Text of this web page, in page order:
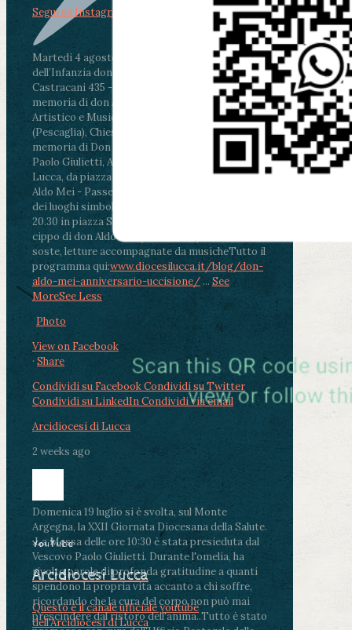
Martedì 4 agosto2026
ore 11:30 - Lucca, Scuola
dell’Infanzia don Aldo Mei - Viale Castruccio
Castracani 435 - Inaugurazione murales in
memoria di don Aldo Mei curato dal Liceo
Artistico e Musicale “Passaglia”
ore 18 - Fiano
(Pescaglia), Chiesa parrocchiale - Messa in
memoria di Don Aldo Mei celebrata da mons.
Paolo Giulietti, Arcivescovo di Lucca
ore 20.30 -
Lucca, da piazza San Michele al Cippo di don
Aldo Mei - Passeggiata della Memoria in alcuni
dei luoghi simbolo della città. Ritrovo alle ore
20.30 in piazza San Michele con conclusione al
cippo di don Aldo Mei (Porta Elisa). Durante le
soste, letture accompagnate da musicheTutto il
programma qui:www.diocesilucca.it/blog/don-
aldo-mei-anniversario-uccisione/ ... See
MoreSee Less
Photo
View on Facebook
· Share
Condividi su FacebookCondividi su Twitter
Condividi su LinkedInCondividi via email
Arcidiocesi di Lucca
2 weeks ago
Domenica 19 luglio si è svolta, sul Monte
Argegna, la XXII Giornata Diocesana della Salute.
.La Messa delle ore 10:30 è stata presieduta dal
Vescovo Paolo Giulietti. Durante l'omelia, ha
rivolto parole di profonda gratitudine a quanti
spendono la propria vita accanto a chi soffre,
ricordando che la cura del corpo non può mai
prescindere dal ristoro dell'anima..Tutto è stato
Segui su Instagram
YouTube
Arcidiocesi Lucca
Questo è il canale ufficiale youtube
dell'Arcidiocesi di Lucca